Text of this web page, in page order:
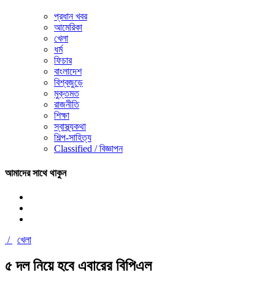
প্রধান খবর
আমেরিকা
খেলা
ধর্ম
ফিচার
বাংলাদেশ
বিশ্বজুড়ে
মুক্তমত
রাজনীতি
শিক্ষা
স্বাস্থ্যকথা
শিল্প-সাহিত্য
Classified / বিজ্ঞাপন
আমাদের সাথে থাকুন
/ খেলা
৫ দল নিয়ে হবে এবারের বিপিএল